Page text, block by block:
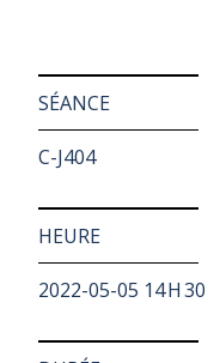
SÉANCE
C-J404
HEURE
2022-05-05 14 H 30